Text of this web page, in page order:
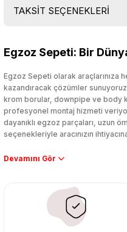
TAKSİT SEÇENEKLERİ
Egzoz Sepeti: Bir
Egzoz Sepeti olarak araçlarınıza
kazandıracak çözümler
krom borular, downpipe ve body
profesyonel montaj hizmeti
dayanıklı egzoz parçaları, uzun
seçenekleriyle aracınızın
Performans artışı isteyen
çıkma orijinal ürünler ile
tasarımını ve aerodinamisini üst
Tüm ürünlerimiz orijinal,